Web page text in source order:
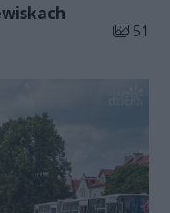
Liczba
51